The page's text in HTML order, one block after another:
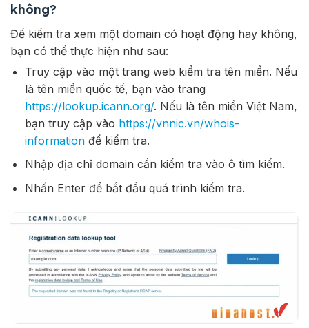
không?
Để kiểm tra xem một domain có hoạt động hay không,
bạn có thể thực hiện như sau:
Truy cập vào một trang web kiểm tra tên miền. Nếu
là tên miền quốc tế, bạn vào trang
https://lookup.icann.org/. Nếu là tên miền Việt Nam,
bạn truy cập vào https://vnnic.vn/whois-
informationđể kiểm tra.
Nhập địa chỉ domain cần kiểm tra vào ô tìm kiếm.
Nhấn Enter để bắt đầu quá trình kiểm tra.